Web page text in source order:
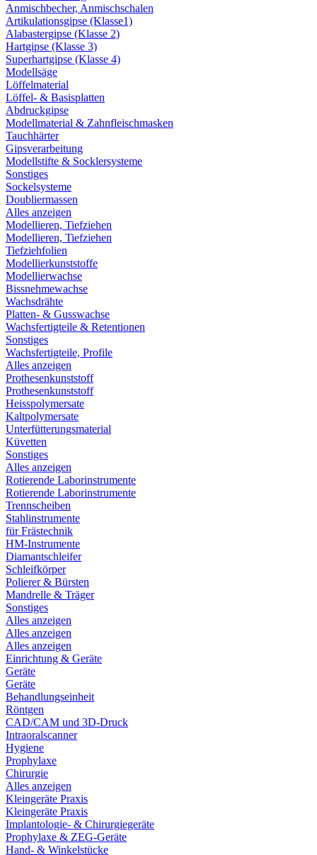
Anmischbecher, Anmischschalen
Artikulationsgipse (Klasse1)
Alabastergipse (Klasse 2)
Hartgipse (Klasse 3)
Superhartgipse (Klasse 4)
Modellsäge
Löffelmaterial
Löffel- & Basisplatten
Abdruckgipse
Modellmaterial & Zahnfleischmasken
Tauchhärter
Gipsverarbeitung
Modellstifte & Socklersysteme
Sonstiges
Sockelsysteme
Doubliermassen
Alles anzeigen
Modellieren, Tiefziehen
Modellieren, Tiefziehen
Tiefziehfolien
Modellierkunststoffe
Modellierwachse
Bissnehmewachse
Wachsdrähte
Platten- & Gusswachse
Wachsfertigteile & Retentionen
Sonstiges
Wachsfertigteile, Profile
Alles anzeigen
Prothesenkunststoff
Prothesenkunststoff
Heisspolymersate
Kaltpolymersate
Unterfütterungsmaterial
Küvetten
Sonstiges
Alles anzeigen
Rotierende Laborinstrumente
Rotierende Laborinstrumente
Trennscheiben
Stahlinstrumente
für Frästechnik
HM-Instrumente
Diamantschleifer
Schleifkörper
Polierer & Bürsten
Mandrelle & Träger
Sonstiges
Alles anzeigen
Alles anzeigen
Alles anzeigen
Einrichtung & Geräte
Geräte
Geräte
Behandlungseinheit
Röntgen
CAD/CAM und 3D-Druck
Intraoralscanner
Hygiene
Prophylaxe
Chirurgie
Alles anzeigen
Kleingeräte Praxis
Kleingeräte Praxis
Implantologie- & Chirurgiegeräte
Prophylaxe & ZEG-Geräte
Hand- & Winkelstücke